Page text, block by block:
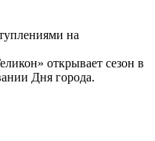
на
открывает сезон в
Дня города.